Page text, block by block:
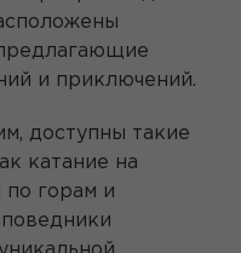
и приключений.
доступны такие
катание на
по горам и